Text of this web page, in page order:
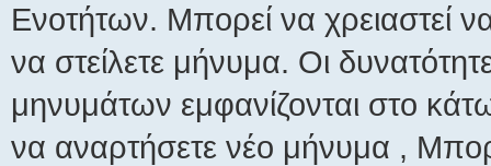
Ενοτήτων. Μπορεί να χρειαστεί
να στείλετε μήνυμα. Οι
μηνυμάτων εμφανίζονται στο
να αναρτήσετε νέο μήνυμα ,